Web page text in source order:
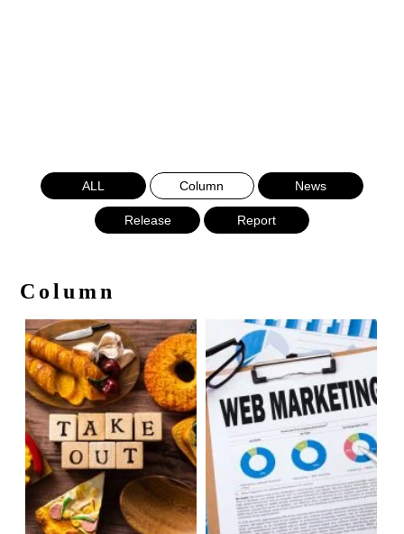
ALL Column News
Release Report
Column